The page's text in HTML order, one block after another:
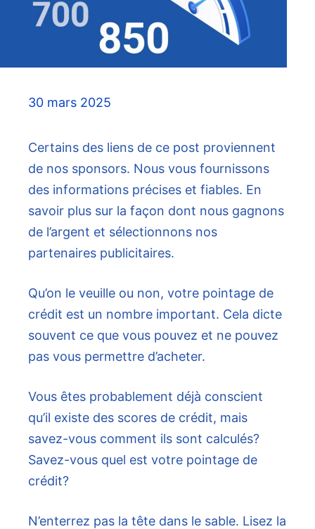
30 mars 2025
Certains des liens de ce post proviennent
de nos sponsors. Nous vous fournissons
des informations précises et fiables. En
savoir plus sur la façon dont nous gagnons
de l’argent et sélectionnons nos
partenaires publicitaires.
Qu’on le veuille ou non, votre pointage de
crédit est un nombre important. Cela dicte
souvent ce que vous pouvez et ne pouvez
pas vous permettre d’acheter.
Vous êtes probablement déjà conscient
qu’il existe des scores de crédit, mais
savez-vous comment ils sont calculés?
Savez-vous quel est votre pointage de
crédit?
N’enterrez pas la tête dans le sable. Lisez la